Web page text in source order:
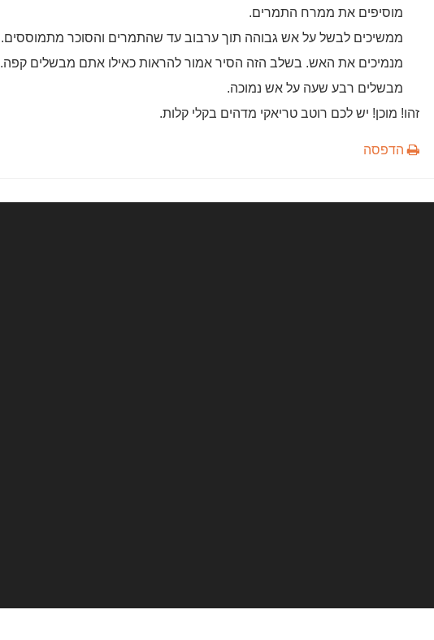
מוסיפים את ממרח התמרים.
ממשיכים לבשל על אש גבוהה תוך ערבוב עד שהתמרים והסוכר מתמוססים.
מנמיכים את האש. בשלב הזה הסיר אמור להראות כאילו אתם מבשלים קפה.
מבשלים רבע שעה על אש נמוכה.
זהו! מוכן! יש לכם רוטב טריאקי מדהים בקלי קלות.
הדפסה